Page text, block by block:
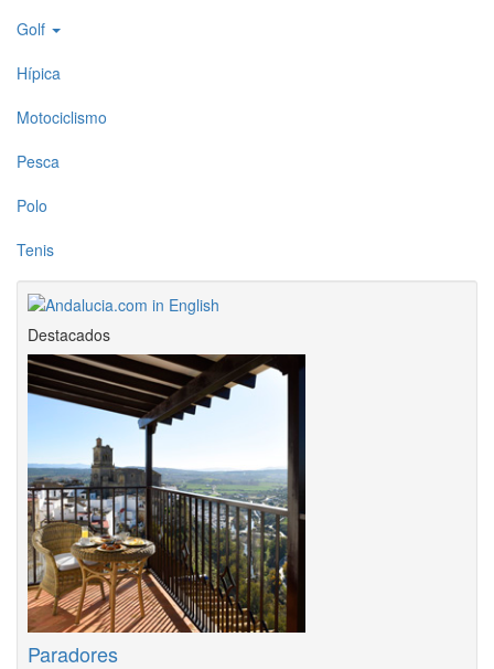
Golf
Hípica
Motociclismo
Pesca
Polo
Tenis
Destacados
Paradores